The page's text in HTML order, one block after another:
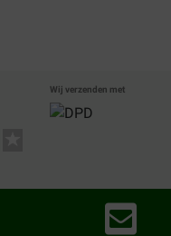
Wij verzenden met